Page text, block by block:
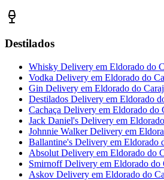
Destilados
Whisky Delivery em Eldorado do
Vodka Delivery em Eldorado do
Gin Delivery em Eldorado do
Destilados Delivery em Eldorado
Cachaça Delivery em Eldorado do
Jack Daniel's Delivery em
Johnnie Walker Delivery em
Ballantine's Delivery em Eldorado
Absolut Delivery em Eldorado do
Smirnoff Delivery em Eldorado do
Askov Delivery em Eldorado do